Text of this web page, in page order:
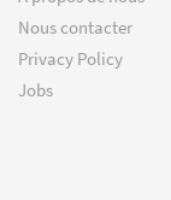
Nous contacter
Privacy Policy
Jobs